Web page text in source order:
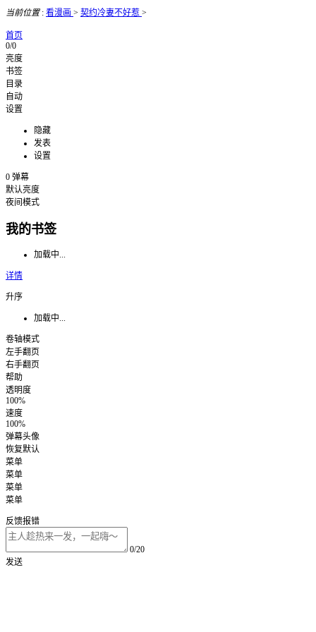
当前位置: 看漫画 > 契约冷妻不好惹 >
首页
0/0
亮度
书签
目录
自动
设置
隐藏
发表
设置
0 弹幕
默认亮度
夜间模式
我的书签
加载中...
详情
升序
加载中...
卷轴模式
左手翻页
右手翻页
帮助
透明度
100%
速度
100%
弹幕头像
恢复默认
菜单
菜单
菜单
菜单
反馈报错
0/20
发送